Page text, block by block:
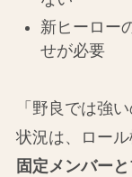
新ヒーロー
せが必要
「野良では強
状況は、ロール
固定メンバー